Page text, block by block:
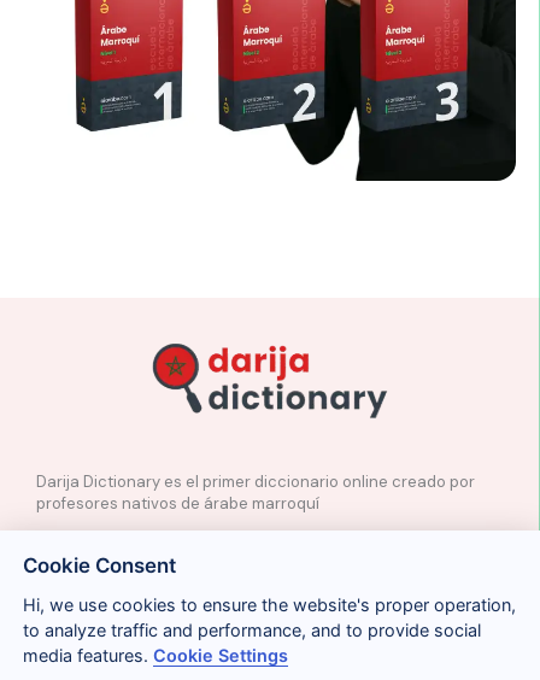
Darija Dictionary es el primer diccionario online creado por
profesores nativos de árabe marroquí
Contacto
📲Redes Sociales
🤝🏼Proponer palabras
Cookie Consent
Hi, we use cookies to ensure the website's proper operation,
to analyze traffic and performance, and to provide social
media features.Cookie Settings